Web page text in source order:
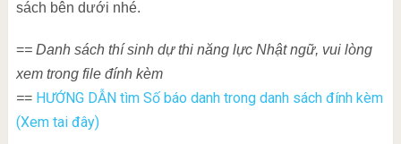
sách bên dưới nhé.
== Danh sách thí sinh dự thi năng lực Nhật ngữ, vui lòng
xem trong file đính kèm
== HƯỚNG DẪN tìm Số báo danh trong danh sách đính kèm
(Xem tai đây)